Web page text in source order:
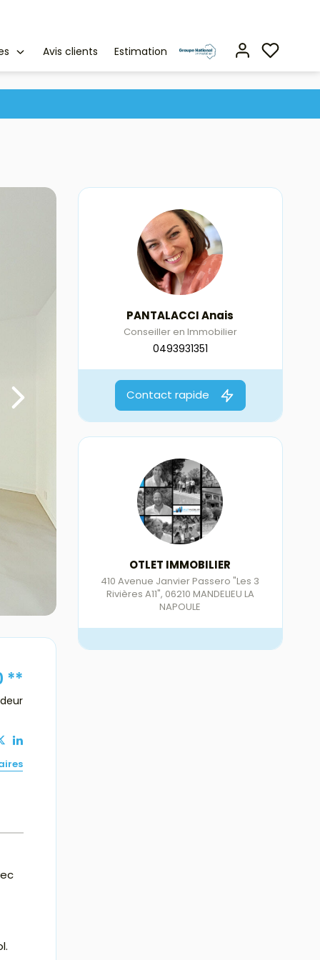
Avis clients Estimation
**
PANTALACCI Anais
Conseiller en Immobilier
0493931351
Contact rapide
OTLET IMMOBILIER
410 Avenue Janvier Passero "Les 3
Rivières A11", 06210 MANDELIEU LA
NAPOULE